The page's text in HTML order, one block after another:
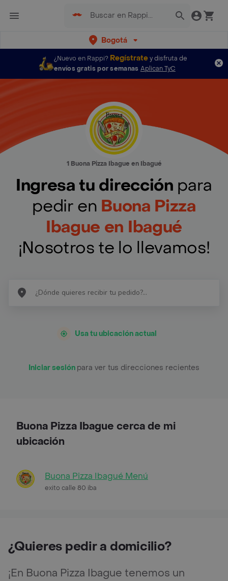
Bogotá
¿Nuevo en Rappi? Regístratey disfruta de
envíos gratis por semanas Aplican TyC
1 Buona Pizza Ibague en Ibagué
Ingresa tu dirección para
pedir en Buona Pizza
Ibague en Ibagué
¡Nosotros te lo llevamos!
Usa tu ubicación actual
Iniciar sesión para ver tus direcciones recientes
Buona Pizza Ibague cerca de mi
ubicación
Buona Pizza Ibagué Menú
exito calle 80 iba
¿Quieres pedir a domicilio?
¡En Buona Pizza Ibague tenemos un